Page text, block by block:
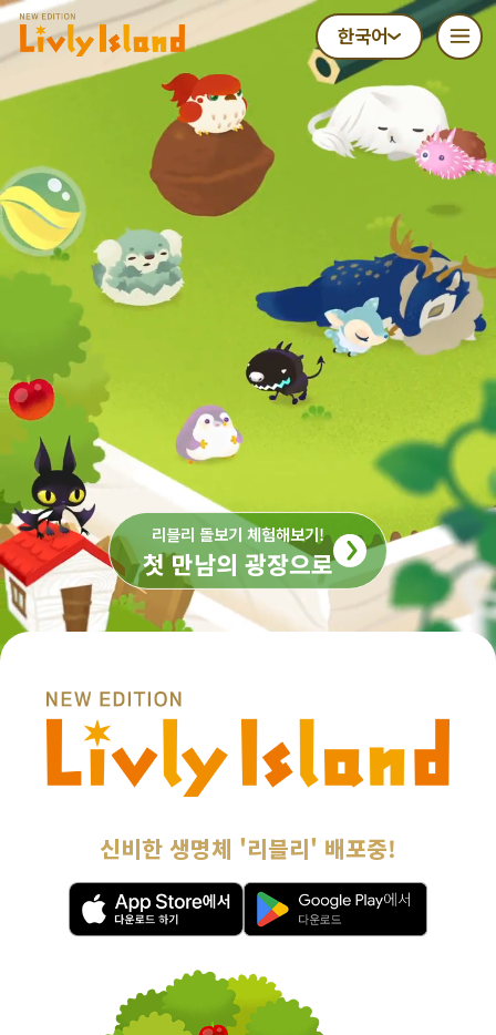
한국어
리블리 아일랜드 Livly Island 공식 사이트
리블리 돌보기 체험해보기!
첫 만남의 광장으로
신비한 생명체 '리블리' 배포중!